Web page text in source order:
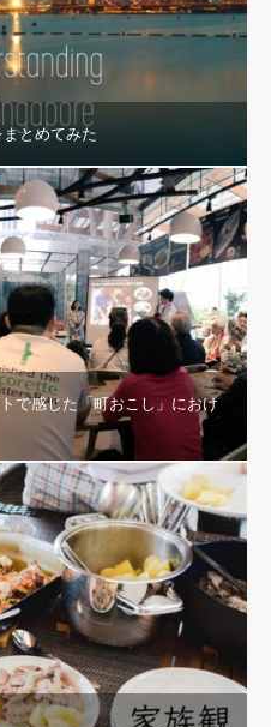
まとめてみた
で感じた「町おこし」におけ